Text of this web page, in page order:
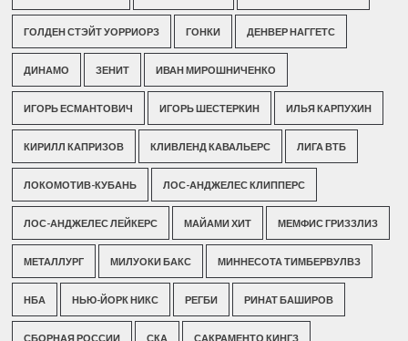
ГОЛДЕН СТЭЙТ УОРРИОРЗ ГОНКИ ДЕНВЕР НАГГЕТС
ДИНАМО ЗЕНИТ ИВАН МИРОШНИЧЕНКО
ИГОРЬ ЕСМАНТОВИЧ ИГОРЬ ШЕСТЕРКИН ИЛЬЯ КАРПУХИН
КИРИЛЛ КАПРИЗОВ КЛИВЛЕНД КАВАЛЬЕРС ЛИГА ВТБ
ЛОКОМОТИВ-КУБАНЬ ЛОС-АНДЖЕЛЕС КЛИППЕРС
ЛОС-АНДЖЕЛЕС ЛЕЙКЕРС МАЙАМИ ХИТ МЕМФИС ГРИЗЗЛИЗ
МЕТАЛЛУРГ МИЛУОКИ БАКС МИННЕСОТА ТИМБЕРВУЛВЗ
НБА НЬЮ-ЙОРК НИКС РЕГБИ РИНАТ БАШИРОВ
СБОРНАЯ РОССИИ СКА САКРАМЕНТО КИНГЗ